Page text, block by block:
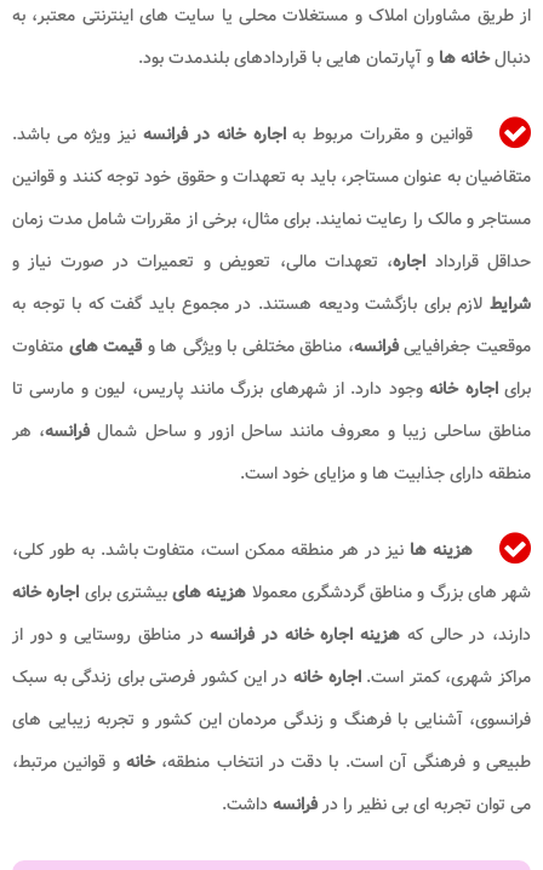
از طریق مشاوران املاک و مستغلات محلی یا سایت های اینترنتی معتبر، به
دنبالخانه ها و آپارتمان هایی با قراردادهای بلندمدت بود.
قوانین و مقررات مربوط بهاجاره خانه در فرانسه نیز ویژه می باشد.
متقاضیان به عنوان مستاجر، باید به تعهدات و حقوق خود توجه کنند و قوانین
مستاجر و مالک را رعایت نمایند. برای مثال، برخی از مقررات شامل مدت زمان
حداقل قرارداد اجاره، تعهدات مالی، تعویض و تعمیرات در صورت نیاز و
شرایط لازم برای بازگشت ودیعه هستند. در مجموع باید گفت که با توجه به
موقعیت جغرافیاییفرانسه، مناطق مختلفی با ویژگی ها وقیمت های متفاوت
برایاجاره خانهوجود دارد. از شهرهای بزرگ مانند پاریس، لیون و مارسی تا
مناطق ساحلی زیبا و معروف مانند ساحل ازور و ساحل شمالفرانسه، هر
منطقه دارای جذابیت ها و مزایای خود است.
هزینه ها نیز در هر منطقه ممکن است، متفاوت باشد. به طور کلی،
شهر های بزرگ و مناطق گردشگری معمولا هزینه هایبیشتری برای اجاره خانه
دارند، در حالی که هزینه اجاره خانه در فرانسهدر مناطق روستایی و دور از
مراکز شهری، کمتر است.اجاره خانه در این کشور فرصتی برای زندگی به سبک
فرانسوی، آشنایی با فرهنگ و زندگی مردمان این کشور و تجربه زیبایی های
طبیعی و فرهنگی آن است. با دقت در انتخاب منطقه،خانهو قوانین مرتبط،
می توان تجربه ای بی نظیر را درفرانسهداشت.